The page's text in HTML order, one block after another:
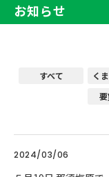
お知らせ
すべて く
2024/03/06